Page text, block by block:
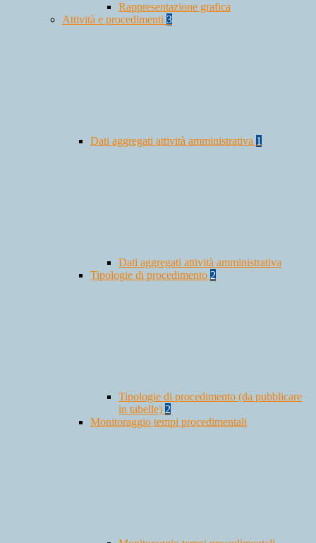
Rappresentazione grafica
Attività e procedimenti 3
Dati aggregati attività amministrativa 1
Dati aggregati attività amministrativa
Tipologie di procedimento 2
Tipologie di procedimento (da pubblicare
in tabelle) 2
Monitoraggio tempi procedimentali